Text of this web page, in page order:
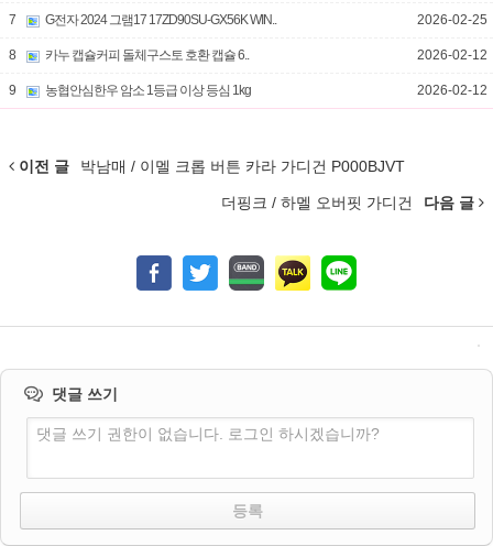
7 G전자 2024 그램17 17ZD90SU-GX56K WIN.. 2026-02-25
8 카누 캡슐커피 돌체구스토 호환 캡슐 6.. 2026-02-12
9 농협안심한우 암소 1등급 이상 등심 1kg 2026-02-12
이전 글 박남매 / 이멜 크롭 버튼 카라 가디건 P000BJVT
더핑크 / 하멜 오버핏 가디건 다음 글
댓글 쓰기
댓글 쓰기 권한이 없습니다. 로그인 하시겠습니까?